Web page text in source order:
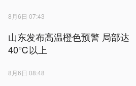
8月6日 07:43
山东发布高温橙色预警 局部达
40℃以上
8月6日 08:48